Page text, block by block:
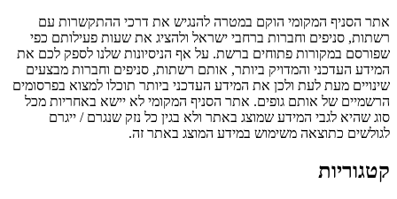
אתר הסניף המקומי הוקם במטרה להנגיש את דרכי ההתקשרות עם
רשתות, סניפים וחברות ברחבי ישראל ולהציג את שעות פעילותם כפי
שפורסם במקורות פתוחים ברשת. על אף הניסיונות שלנו לספק לכם את
המידע העדכני והמדויק ביותר, אותם רשתות, סניפים וחברות מבצעים
שינויים מעת לעת ולכן את המידע העדכני ביותר תוכלו למצוא בפרסומים
הרשמיים של אותם גופים. אתר הסניף המקומי לא יישא באחריות מכל
סוג שהיא לגבי המידע שמוצג באתר ולא בגין כל נזק שנגרם / ייגרם
לגולשים כתוצאה משימוש במידע המוצג באתר זה.
קטגוריות